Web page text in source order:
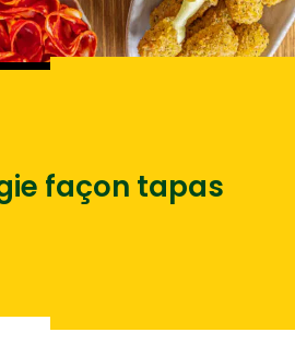
façon tapas